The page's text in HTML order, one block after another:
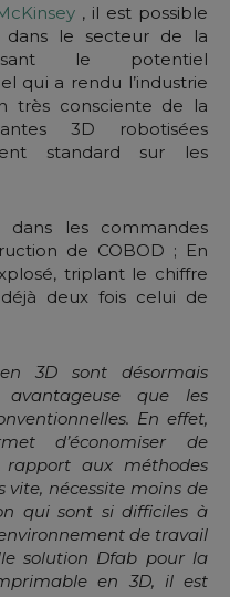
, il est possible
le secteur de la
le potentiel
qui a rendu l’industrie
très consciente de la
3D robotisées
standard sur les
les commandes
de COBOD ; En
triplant le chiffre
deux fois celui de
3D sont désormais
que les
En effet,
d’économiser de
rapport aux méthodes
vite, nécessite moins de
qui sont si difficiles à
de travail
solution Dfab pour la
en 3D, il est